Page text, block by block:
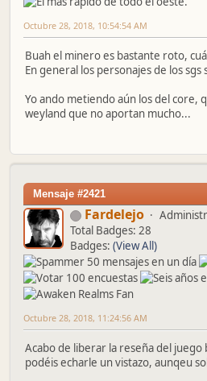
Octubre 28, 2018, 10:54:54 AM
Buah el minero es bastante roto,
En general los personajes de los
Yo ando metiendo aún los del core,
weyland que no aportan mucho...
Mensaje #2421
Fardelejo
Total Badges: 28
Badges: (View All)
Octubre 28, 2018, 11:24:56 AM
Acabo de liberar la reseña del juego
podéis echarle un vistazo, aunqeu